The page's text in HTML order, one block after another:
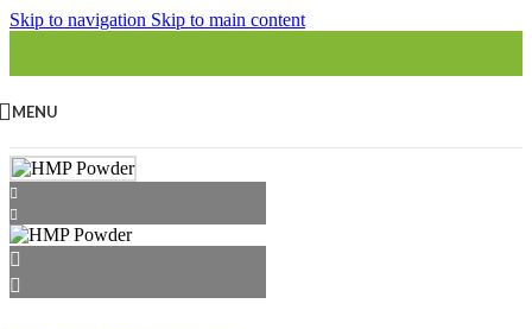
Skip to navigation Skip to main content
MENU